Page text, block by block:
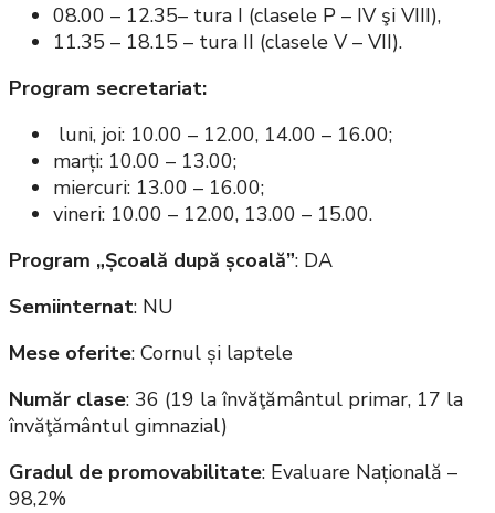
08.00 – 12.35– tura I (clasele P – IV şi VIII),
11.35 – 18.15 – tura II (clasele V – VII).
Program secretariat:
luni, joi: 10.00 – 12.00, 14.00 – 16.00;
marți: 10.00 – 13.00;
miercuri: 13.00 – 16.00;
vineri: 10.00 – 12.00, 13.00 – 15.00.
Program „Școală după școală”: DA
Semiinternat: NU
Mese oferite: Cornul și laptele
Număr clase: 36 (19 la învăţământul primar, 17 la
învăţământul gimnazial)
Gradul de promovabilitate: Evaluare Națională –
98,2%